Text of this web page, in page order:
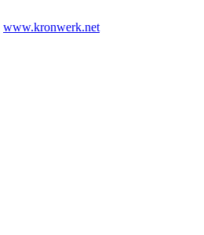
www.kronwerk.net